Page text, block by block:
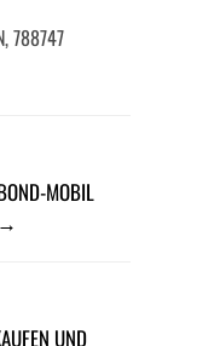
788747
MOBIL
UND